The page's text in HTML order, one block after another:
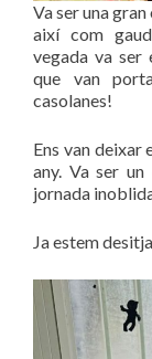
Va ser una
així com
vegada va ser
que van
casolanes!
Ens van
any. Va ser
jornada
Ja estem